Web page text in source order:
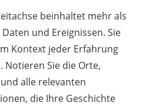
beinhaltet mehr als
und Ereignissen. Sie
Kontext jeder Erfahrung
Notieren Sie die Orte,
alle relevanten
die Ihre Geschichte